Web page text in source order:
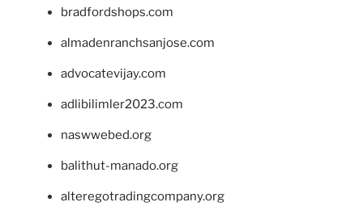
bradfordshops.com
almadenranchsanjose.com
advocatevijay.com
adlibilimler2023.com
naswwebed.org
balithut-manado.org
alteregotradingcompany.org